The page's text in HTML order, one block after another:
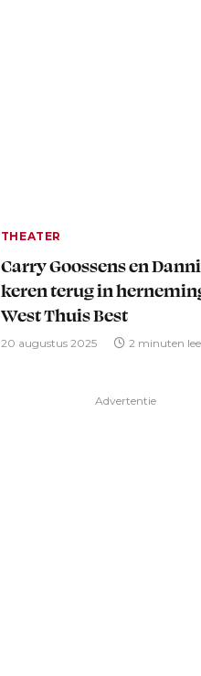
THEATER
Carry Goossens en
keren terug in
West Thuis Best
20 augustus 2025 2 minuten
Advertentie